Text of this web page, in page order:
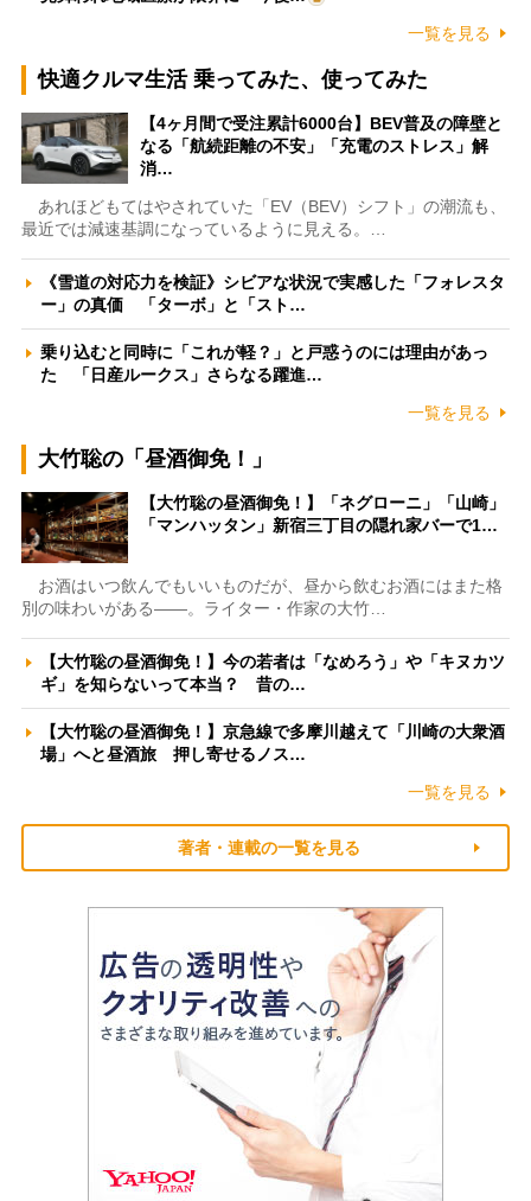
一覧を見る
快適クルマ生活 乗ってみた、使ってみた
【4ヶ月間で受注累計6000台】BEV普及の障壁と
なる「航続距離の不安」「充電のストレス」解
消…
あれほどもてはやされていた「EV（BEV）シフト」の潮流も、
最近では減速基調になっているように見える。…
《雪道の対応力を検証》シビアな状況で実感した「フォレスタ
ー」の真価 「ターボ」と「スト…
乗り込むと同時に「これが軽？」と戸惑うのには理由があっ
た 「日産ルークス」さらなる躍進…
一覧を見る
大竹聡の「昼酒御免！」
【大竹聡の昼酒御免！】「ネグローニ」「山崎」
「マンハッタン」新宿三丁目の隠れ家バーで1…
お酒はいつ飲んでもいいものだが、昼から飲むお酒にはまた格
別の味わいがある――。ライター・作家の大竹…
【大竹聡の昼酒御免！】今の若者は「なめろう」や「キヌカツ
ギ」を知らないって本当？ 昔の…
【大竹聡の昼酒御免！】京急線で多摩川越えて「川崎の大衆酒
場」へと昼酒旅 押し寄せるノス…
一覧を見る
著者・連載の一覧を見る